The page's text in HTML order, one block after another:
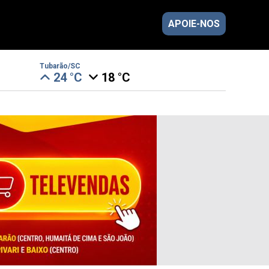
APOIE-NOS
Tubarão/SC
24 °C 18 °C